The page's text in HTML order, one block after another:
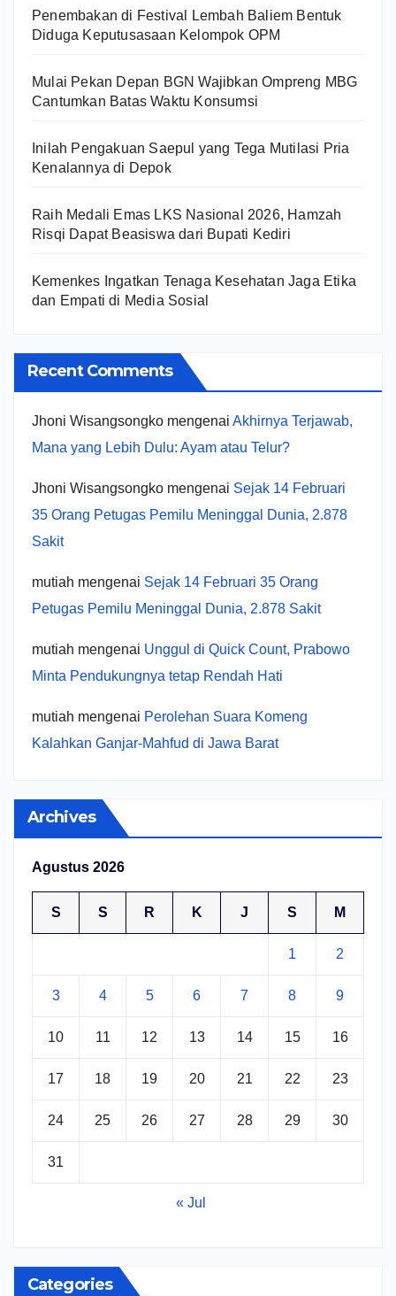
Penembakan di Festival Lembah Baliem Bentuk
Diduga Keputusasaan Kelompok OPM
Mulai Pekan Depan BGN Wajibkan Ompreng MBG
Cantumkan Batas Waktu Konsumsi
Inilah Pengakuan Saepul yang Tega Mutilasi Pria
Kenalannya di Depok
Raih Medali Emas LKS Nasional 2026, Hamzah
Risqi Dapat Beasiswa dari Bupati Kediri
Kemenkes Ingatkan Tenaga Kesehatan Jaga Etika
dan Empati di Media Sosial
Recent Comments
Jhoni Wisangsongko mengenai Akhirnya Terjawab,
Mana yang Lebih Dulu: Ayam atau Telur?
Jhoni Wisangsongko mengenai Sejak 14 Februari
35 Orang Petugas Pemilu Meninggal Dunia, 2.878
Sakit
mutiah mengenai Sejak 14 Februari 35 Orang
Petugas Pemilu Meninggal Dunia, 2.878 Sakit
mutiah mengenai Unggul di Quick Count, Prabowo
Minta Pendukungnya tetap Rendah Hati
mutiah mengenai Perolehan Suara Komeng
Kalahkan Ganjar-Mahfud di Jawa Barat
Archives
Agustus 2026
S S R K J S M
1 2
3 4 5 6 7 8 9
10 11 12 13 14 15 16
17 18 19 20 21 22 23
24 25 26 27 28 29 30
31
« Jul
Categories